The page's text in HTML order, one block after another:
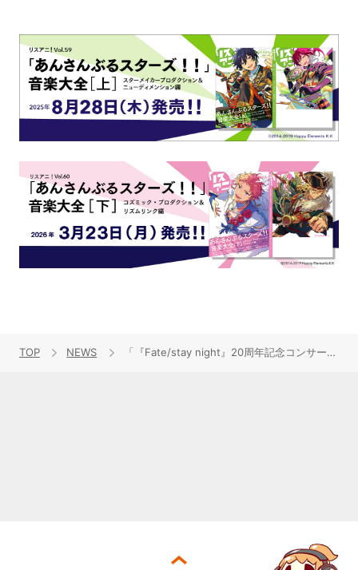
TOP NEWS 「『Fate/stay night』20周年記念コンサート」CDが3月19日発売決定！初回生産限定盤にはライブ映像を収録BDが付属！